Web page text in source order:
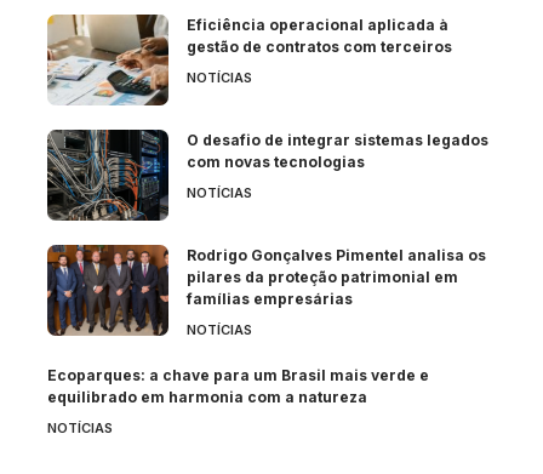
Eficiência operacional aplicada à
gestão de contratos com terceiros
NOTÍCIAS
O desafio de integrar sistemas legados
com novas tecnologias
NOTÍCIAS
Rodrigo Gonçalves Pimentel analisa os
pilares da proteção patrimonial em
famílias empresárias
NOTÍCIAS
Ecoparques: a chave para um Brasil mais verde e
equilibrado em harmonia com a natureza
NOTÍCIAS